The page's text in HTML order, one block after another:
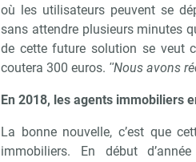
où les utilisateurs peuvent se
sans attendre plusieurs minutes
de cette future solution se veut
coutera 300 euros. ʺNous avons
En 2018, les agents immobiliers
La bonne nouvelle, c’est que
immobiliers. En début